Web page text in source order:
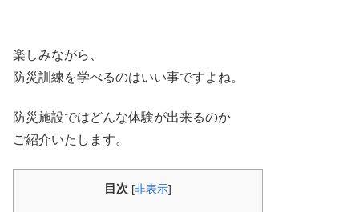
楽しみながら、
防災訓練を学べるのはいい事ですよね。
防災施設ではどんな体験が出来るのか
ご紹介いたします。
目次 [非表示]